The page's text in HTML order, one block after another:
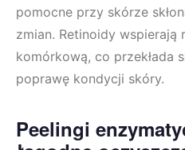
pomocne przy skórze
zmian. Retinoidy wspierają
komórkową, co przekłada
poprawę kondycji skóry.
Peelingi